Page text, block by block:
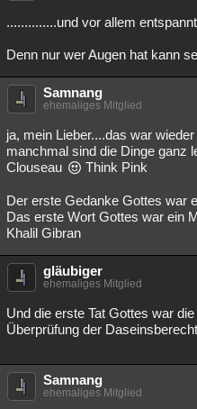
..............und vor allem
Denn nur wer Augen hat kann
Samnang
ehemaliges Mitglied
ja, mein Lieber....das war
manchmal sind die Dinge ganz
Clouseau
Think Pink
Der erste Gedanke Gottes war
Das erste Wort Gottes war ein
Khalil Gibran
gläubiger
ehemaliges Mitglied
Und die erste Tat Gottes war
Überprüfung der
Samnang
ehemaliges Mitglied